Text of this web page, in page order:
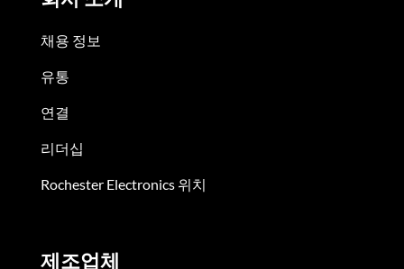
채용 정보
유통
연결
리더십
Rochester Electronics 위치
제조업체